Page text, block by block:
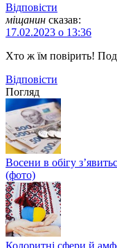
Відповіcти
міщанин сказав:
17.02.2023 о 13:36
Хто ж їм повірить!
Відповіcти
Погляд
Восени в обігу
(фото)
Колоритні сфери й